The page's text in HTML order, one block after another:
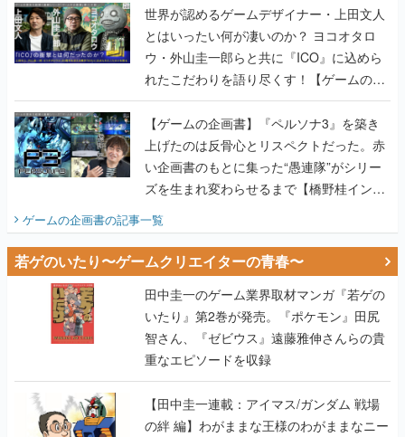
世界が認めるゲームデザイナー・上田文人
とはいったい何が凄いのか？ ヨコオタロ
ウ・外山圭一郎らと共に『ICO』に込めら
れたこだわりを語り尽くす！【ゲームの企
画書】
【ゲームの企画書】『ペルソナ3』を築き
上げたのは反骨心とリスペクトだった。赤
い企画書のもとに集った“愚連隊”がシリー
ズを生まれ変わらせるまで【橋野桂インタ
ビュー】
ゲームの企画書の記事一覧
若ゲのいたり〜ゲームクリエイターの青春〜
田中圭一のゲーム業界取材マンガ『若ゲの
いたり』第2巻が発売。『ポケモン』田尻
智さん、『ゼビウス』遠藤雅伸さんらの貴
重なエピソードを収録
【田中圭一連載：アイマス/ガンダム 戦場
の絆 編】わがままな王様のわがままなニー